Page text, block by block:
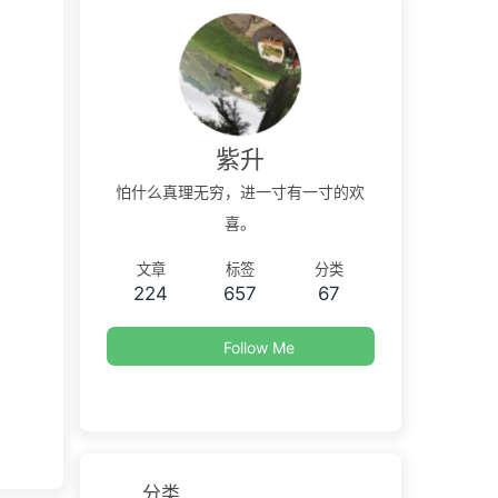
紫升
怕什么真理无穷，进一寸有一寸的欢
喜。
文章
224
标签
657
分类
67
Follow Me
分类